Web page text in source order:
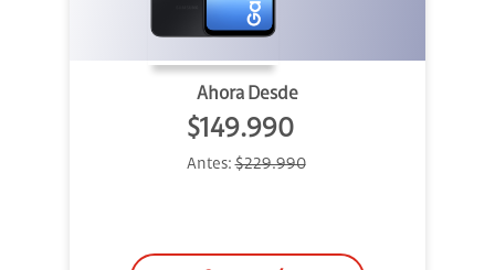
Ahora Desde
$149.990
Antes:$229.990